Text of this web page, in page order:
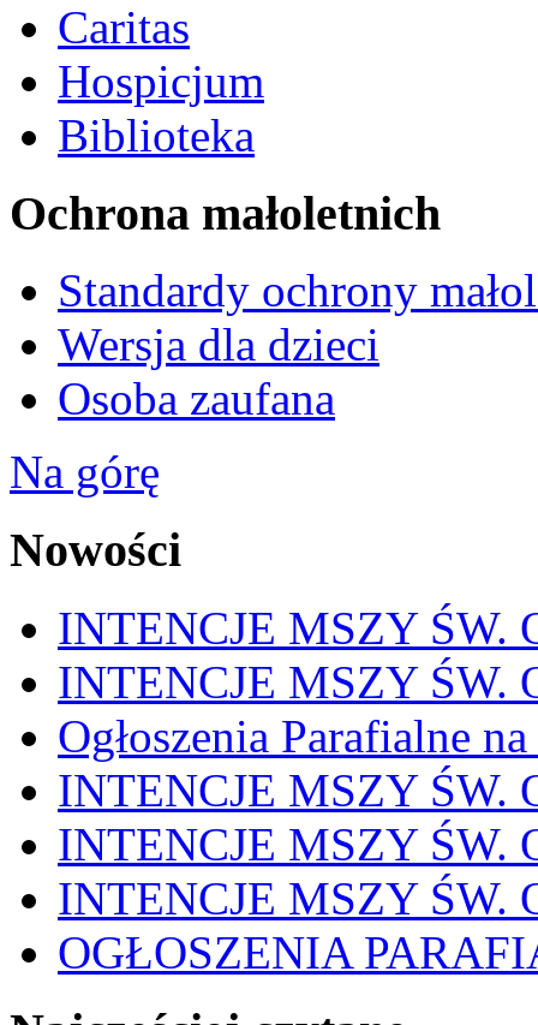
Caritas
Hospicjum
Biblioteka
Ochrona małoletnich
Standardy ochrony
Wersja dla dzieci
Osoba zaufana
Na górę
Nowości
INTENCJE MSZY ŚW.
INTENCJE MSZY ŚW.
Ogłoszenia Parafialne
INTENCJE MSZY ŚW.
INTENCJE MSZY ŚW.
INTENCJE MSZY ŚW.
OGŁOSZENIA